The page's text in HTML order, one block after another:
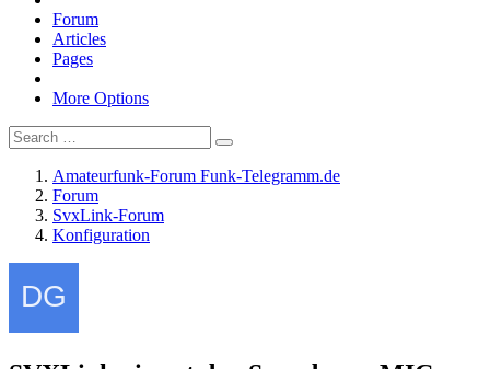
Forum
Articles
Pages
More Options
Amateurfunk-Forum Funk-Telegramm.de
Forum
SvxLink-Forum
Konfiguration